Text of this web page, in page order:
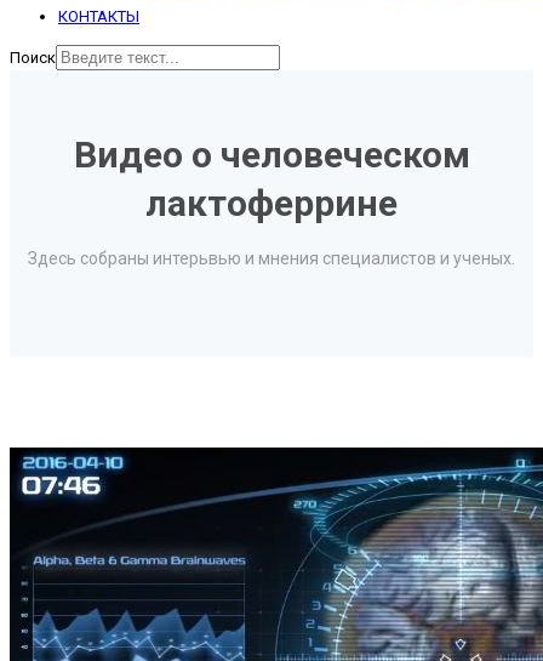
КОНТАКТЫ
Поиск
Видео о человеческом
лактоферрине
Здесь собраны интерьвью и мнения специалистов и ученых.